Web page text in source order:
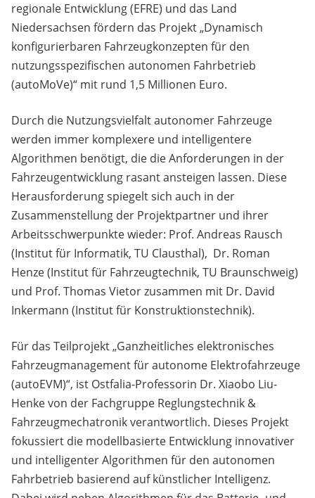
regionale Entwicklung (EFRE) und das Land
Niedersachsen fördern das Projekt „Dynamisch
konfigurierbaren Fahrzeugkonzepten für den
nutzungsspezifischen autonomen Fahrbetrieb
(autoMoVe)“ mit rund 1,5 Millionen Euro.
Durch die Nutzungsvielfalt autonomer Fahrzeuge
werden immer komplexere und intelligentere
Algorithmen benötigt, die die Anforderungen in der
Fahrzeugentwicklung rasant ansteigen lassen. Diese
Herausforderung spiegelt sich auch in der
Zusammenstellung der Projektpartner und ihrer
Arbeitsschwerpunkte wieder: Prof. Andreas Rausch
(Institut für Informatik, TU Clausthal), Dr. Roman
Henze (Institut für Fahrzeugtechnik, TU Braunschweig)
und Prof. Thomas Vietor zusammen mit Dr. David
Inkermann (Institut für Konstruktionstechnik).
Für das Teilprojekt „Ganzheitliches elektronisches
Fahrzeugmanagement für autonome Elektrofahrzeuge
(autoEVM)“, ist Ostfalia-Professorin Dr. Xiaobo Liu-
Henke von der Fachgruppe Reglungstechnik &
Fahrzeugmechatronik verantwortlich. Dieses Projekt
fokussiert die modellbasierte Entwicklung innovativer
und intelligenter Algorithmen für den autonomen
Fahrbetrieb basierend auf künstlicher Intelligenz.